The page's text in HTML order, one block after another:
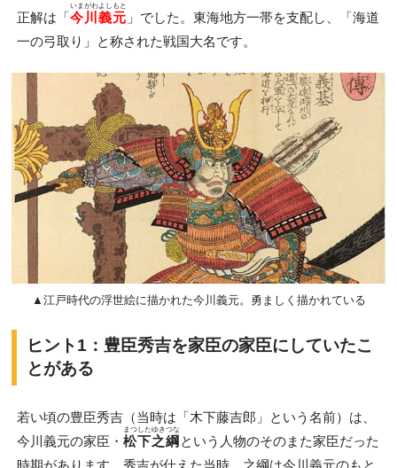
正解は「今川義元
いまがわよしもと
」でした。東海地方一帯を支配し、「海道
一の弓取り」と称された戦国大名です。
▲江戸時代の浮世絵に描かれた今川義元。勇ましく描かれている
ヒント1：豊臣秀吉を家臣の家臣にしていたこ
とがある
若い頃の豊臣秀吉（当時は「木下藤吉郎」という名前）は、
今川義元の家臣・ 松下之綱
まつしたゆきつな
という人物のそのまた家臣だった